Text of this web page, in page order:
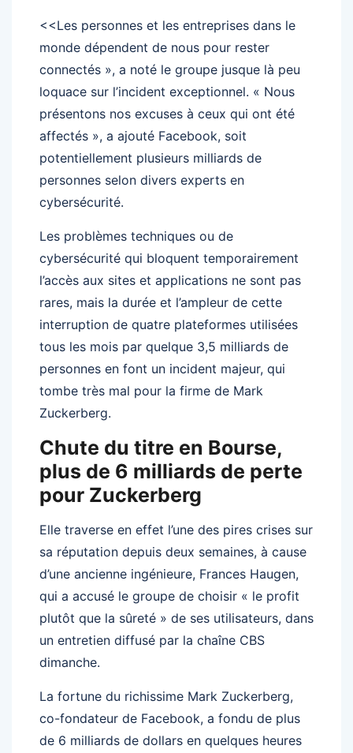
<<Les personnes et les entreprises dans le
monde dépendent de nous pour rester
connectés », a noté le groupe jusque là peu
loquace sur l’incident exceptionnel. « Nous
présentons nos excuses à ceux qui ont été
affectés », a ajouté Facebook, soit
potentiellement plusieurs milliards de
personnes selon divers experts en
cybersécurité.
Les problèmes techniques ou de
cybersécurité qui bloquent temporairement
l’accès aux sites et applications ne sont pas
rares, mais la durée et l’ampleur de cette
interruption de quatre plateformes utilisées
tous les mois par quelque 3,5 milliards de
personnes en font un incident majeur, qui
tombe très mal pour la firme de Mark
Zuckerberg.
Chute du titre en Bourse,
plus de 6 milliards de perte
pour Zuckerberg
Elle traverse en effet l’une des pires crises sur
sa réputation depuis deux semaines, à cause
d’une ancienne ingénieure, Frances Haugen,
qui a accusé le groupe de choisir « le profit
plutôt que la sûreté » de ses utilisateurs, dans
un entretien diffusé par la chaîne CBS
dimanche.
La fortune du richissime Mark Zuckerberg,
co-fondateur de Facebook, a fondu de plus
de 6 milliards de dollars en quelques heures